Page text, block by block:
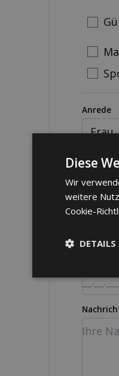
Anrede
Frau
Strasse
Diese
Wir
weitere
Cookie-